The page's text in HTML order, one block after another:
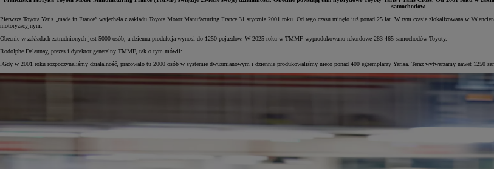
samochodów.
Pierwsza Toyota Yaris „made in France” wyjechała z zakładu Toyota Motor Manufacturing France 31 stycznia 2001 roku. Od tego czasu minęło już ponad 25 lat. W tym czasie zlokalizowana w
motoryzacyjnym.
Obecnie w zakładach zatrudnionych jest 5000 osób, a dzienna produkcja wynosi do 1250 pojazdów. W 2025 roku w TMMF wyprodukowano rekordowe 283 465 samochodów Toyoty.
Rodolphe Delaunay, prezes i dyrektor generalny TMMF, tak o tym mówił:
„Gdy w 2001 roku rozpoczynaliśmy działalność, pracowało tu 2000 osób w systemie dwuzmianowym i dziennie produkowaliśmy nieco ponad 400 egzemplarzy Yarisa. Teraz wytwarzamy nawet 1250